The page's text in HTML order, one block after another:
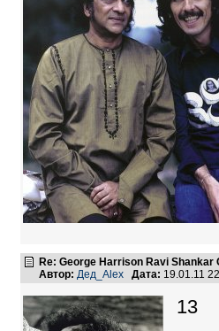
Re: George Harrison Ravi
Автор: Дед_Alex Дата: 19.01.11
13